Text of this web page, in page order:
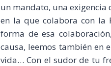
un mandato, una exigencia
en la que colabora con la
forma de esa
causa, leemos también en
vida… Con el sudor de tu